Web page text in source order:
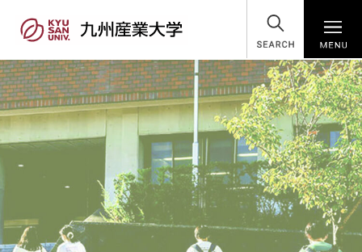
SEARCH